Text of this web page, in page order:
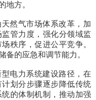
地方。
然气市场体系改革，加
管力度，强化分领域监
秩序，促进公平竞争。
备的应急和调节能力。
电力系统建设路径，在
划分步骤逐步降低传统
的体制机制，推动加强